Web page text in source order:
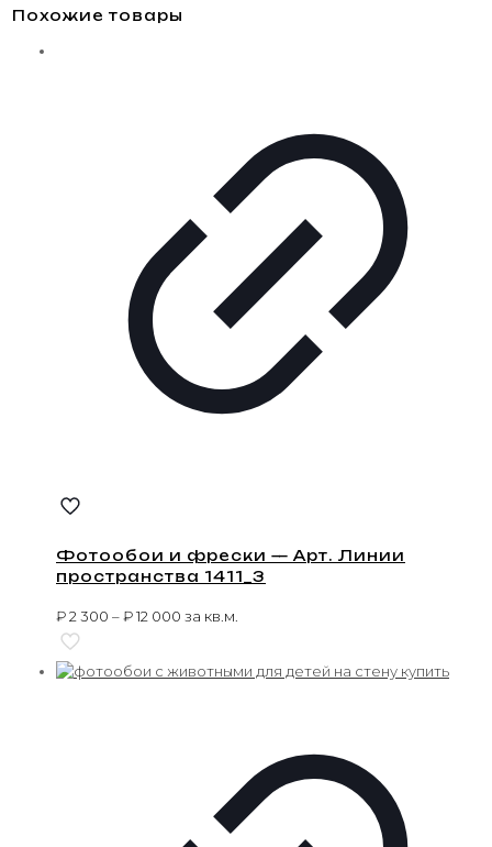
Похожие товары
Фотообои и фрески — Арт. Линии
пространства 1411_3
₽2 300 –₽12 000 за кв.м.